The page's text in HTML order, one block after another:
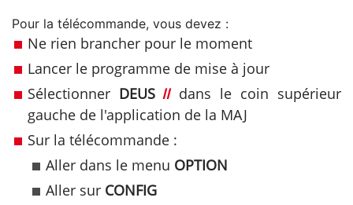
Pour la télécommande, vous devez :
Ne rien brancher pour le moment
Lancer le programme de mise à jour
Sélectionner DEUS IIdans le coin supérieur
gauche de l'application de la MAJ
Sur la télécommande :
Aller dans le menu OPTION
Aller sur CONFIG